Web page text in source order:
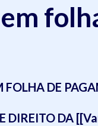
FOLHA DE
DIREITO DA